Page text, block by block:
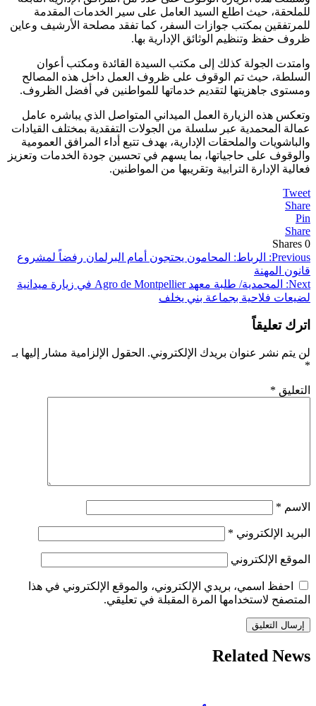
للملحقة، حيث اطلع السيد العامل على سير الخدمات المقدمة
للمرتفقين بمكتب جوازات السفر، كما تفقد مصلحة الأرشيف وعاين
ظروف حفظ وتنظيم الوثائق الإدارية بها.
وامتدت الجولة كذلك إلى مكتب السيدة القائدة ومكتب أعوان
السلطة، حيث تم الوقوف على ظروف العمل داخل هذه المصالح
ومستوى جاهزيتها لتقديم خدماتها للمواطنين في أفضل الظروف.
وتعكس هذه الزيارة العمل الميداني المتواصل الذي يباشره عامل
عمالة المحمدية عبر سلسلة من الجولات التفقدية بمختلف القيادات
والباشويات والملحقات الإدارية، بهدف تتبع أداء المرافق العمومية
والوقوف على حاجياتها، بما يسهم في تحسين جودة الخدمات وتعزيز
فعالية الإدارة الترابية وتقريبها من المواطنين.
Tweet
Share
Pin
Share
0
Shares
تصفّح
المقالات
Previous:
الرباط: المحامون يحتجون أمام البرلمان رفضاً لمشروع
قانون المهنة
Next:
المحمدية/ طلبة معهد Agro de Montpellier في زيارة ميدانية
لضيعات فلاحية بجماعة بني يخلف
اترك تعليقاً
لن يتم نشر عنوان بريدك الإلكتروني. الحقول الإلزامية مشار إليها بـ
*
التعليق *
الاسم *
البريد الإلكتروني *
الموقع الإلكتروني
احفظ اسمي، بريدي الإلكتروني، والموقع الإلكتروني في هذا
المتصفح لاستخدامها المرة المقبلة في تعليقي.
Related News